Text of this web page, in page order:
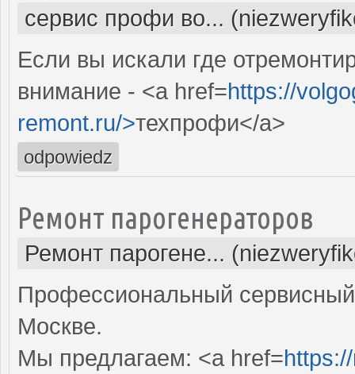
сервис профи во...
Если вы искали где
внимание - <a href=https://
remont.ru/>техпрофи</a>
odpowiedz
Ремонт парогенераторов
Ремонт парогене...
Профессиональный
Москве.
Мы предлагаем: <a href=